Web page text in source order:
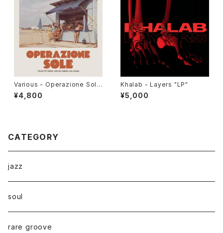
Various - Operazione Sole
(Italian Pop Reggae, Dub A
nd Summer Love Affairs)"L
¥4,800
Khalab - Layers "LP"
¥5,000
CATEGORY
jazz
soul
rare groove